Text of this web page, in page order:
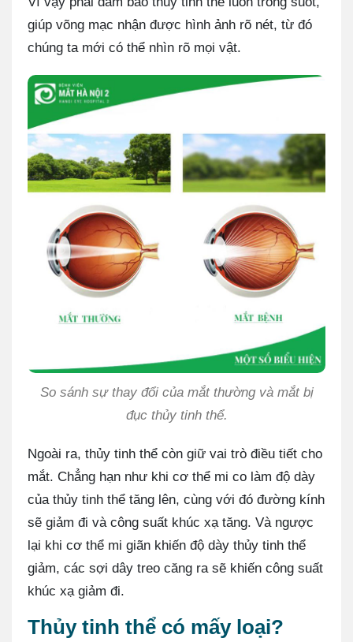
giúp võng mạc nhận được hình ảnh rõ nét, từ đó
chúng ta mới có thể nhìn rõ mọi vật.
So sánh sự thay đổi của mắt thường và mắt bị
đục thủy tinh thể.
Ngoài ra, thủy tinh thể còn giữ vai trò điều tiết cho
mắt. Chẳng hạn như khi cơ thể mi co làm độ dày
của thủy tinh thể tăng lên, cùng với đó đường kính
sẽ giảm đi và công suất khúc xạ tăng. Và ngược
lại khi cơ thể mi giãn khiến độ dày thủy tinh thể
giảm, các sợi dây treo căng ra sẽ khiến công suất
khúc xạ giảm đi.
Thủy tinh thể có mấy loại?